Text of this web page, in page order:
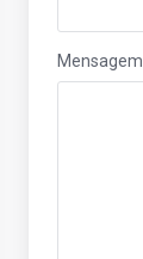
Mensagem